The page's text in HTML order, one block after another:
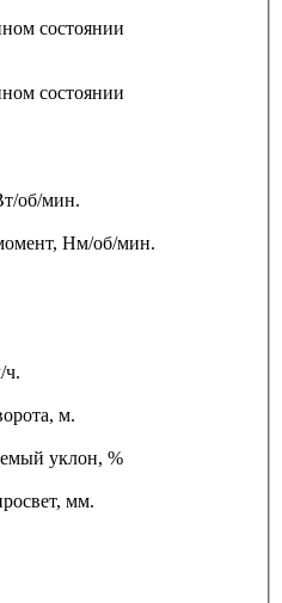
состоянии
состоянии
об/мин.
Нм/об/мин.
ч.
м.
уклон, %
мм.